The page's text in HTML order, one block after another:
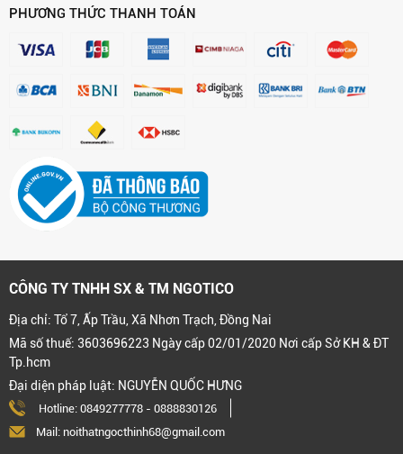
PHƯƠNG THỨC THANH TOÁN
CÔNG TY TNHH SX & TM NGOTICO
Địa chỉ: Tổ 7, Ấp Trầu, Xã Nhơn Trạch, Đồng Nai
Mã số thuế: 3603696223 Ngày cấp 02/01/2020 Nơi cấp Sở KH & ĐT
Tp.hcm
Đại diện pháp luật: NGUYỄN QUỐC HƯNG
Hotline: 0849277778 - 0888830126
Mail: noithatngocthinh68@gmail.com